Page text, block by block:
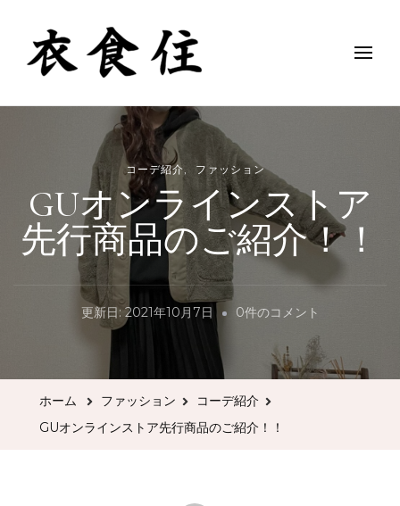
衣 食 住
コーデ紹介 ファッション
GUオンラインストア
先行商品のご紹介！！
更新日:2021年10月7日
GU
0件のコメント
ホーム ファッション
コーデ紹介
GUオンラインストア先行商品のご紹介！！